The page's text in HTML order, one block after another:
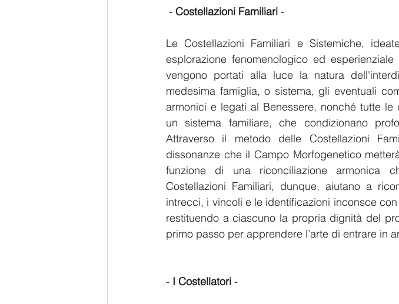
- Costellazioni Familiari -
Le Costellazioni Familiari e Sistemiche,
esplorazione fenomenologico ed
vengono portati alla luce la natura
medesima famiglia, o sistema, gli eventuali
armonici e legati al Benessere, nonché tutte
un sistema familiare, che condizionano
Attraverso il metodo delle Costellazioni
dissonanze che il Campo Morfogenetico
funzione di una riconciliazione armonica
Costellazioni Familiari, dunque, aiutano a
intrecci, i vincoli e le identificazioni inconsce
restituendo a ciascuno la propria dignità del
primo passo per apprendere l’arte di entrare in
- I Costellatori -